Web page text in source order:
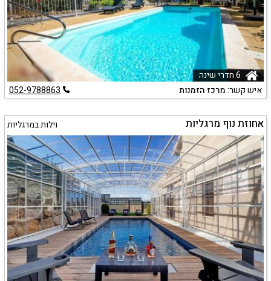
איש קשר:מרכז הזמנות 052-9788863
אחוזת נוף מרגליות וילות במרגליות